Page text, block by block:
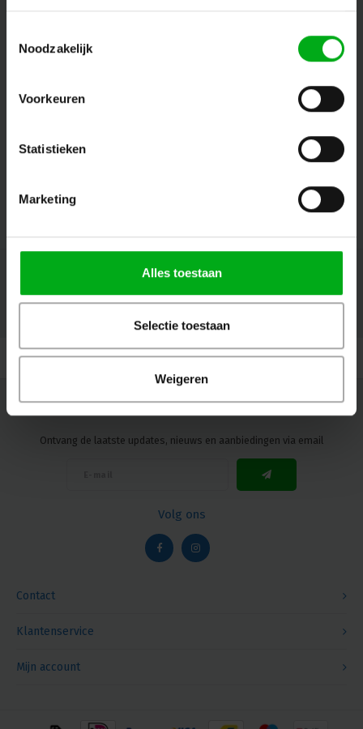
Noodzakelijk
Voorkeuren
Statistieken
Marketing
Alles toestaan
Selectie toestaan
Weigeren
Mijn account
© Copyright 2026 Megalight sa/nv - Theme by
Contact
Ontvang de laatste updates, nieuws en aanbiedingen via email
Volg ons
Klantenservice
Mijn account